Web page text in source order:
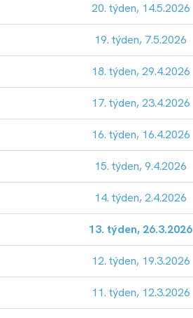
20. týden, 14.5.2026
19. týden, 7.5.2026
18. týden, 29.4.2026
17. týden, 23.4.2026
16. týden, 16.4.2026
15. týden, 9.4.2026
14. týden, 2.4.2026
13. týden, 26.3.2026
12. týden, 19.3.2026
11. týden, 12.3.2026